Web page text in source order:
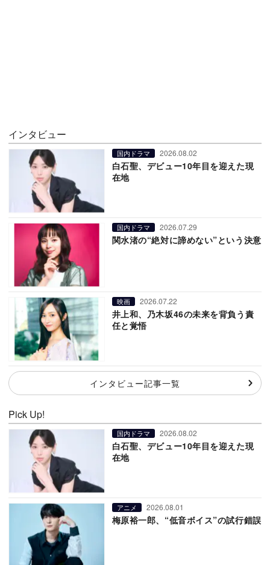
インタビュー
国内ドラマ 2026.08.02
白石聖、デビュー10年目を迎えた現
在地
国内ドラマ 2026.07.29
関水渚の“絶対に諦めない”という決意
映画 2026.07.22
井上和、乃木坂46の未来を背負う責
任と覚悟
インタビュー記事一覧
Pick Up!
国内ドラマ 2026.08.02
白石聖、デビュー10年目を迎えた現
在地
アニメ 2026.08.01
梅原裕一郎、“低音ボイス”の試行錯誤